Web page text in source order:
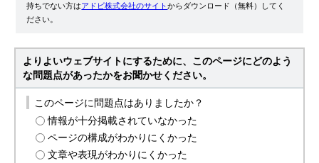
持ちでない方はアドビ株式会社のサイトからダウンロード（無料）してく
ださい。
よりよいウェブサイトにするために、このページにどのよう
な問題点があったかをお聞かせください。
このページに問題点はありましたか？
情報が十分掲載されていなかった
ページの構成がわかりにくかった
文章や表現がわかりにくかった